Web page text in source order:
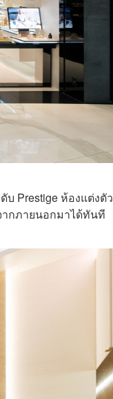
Prestige ห้องแต่งตัว
กภายนอกมาได้ทันที